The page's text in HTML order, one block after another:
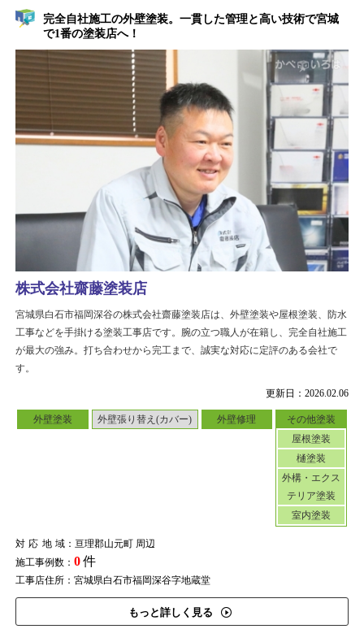
完全自社施工の外壁塗装。一貫した管理と高い技術で宮城
で1番の塗装店へ！
更新日：2026.02.06
外壁塗装 外壁張り替え(カバー) 外壁修理
その他塗装
屋根塗装
樋塗装
外構・エクス
テリア塗装
室内塗装
対応地域：亘理郡山元町 周辺
施工事例数： 0件
工事店住所：宮城県白石市福岡深谷字地蔵堂
もっと詳しく見る
株式会社齋藤塗装店
宮城県白石市福岡深谷の株式会社齋藤塗装店は、外壁塗装や屋根塗装、防水
工事などを手掛ける塗装工事店です。腕の立つ職人が在籍し、完全自社施工
が最大の強み。打ち合わせから完工まで、誠実な対応に定評のある会社で
す。